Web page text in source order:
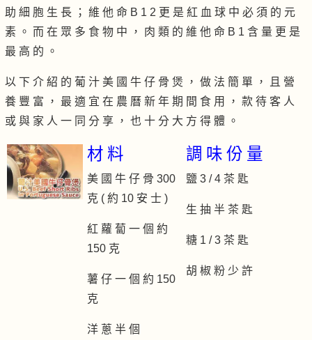
助 細 胞 生 長 ； 維 他 命 B 1 2 更 是 紅 血 球 中 必 須 的 元
素 。 而 在 眾 多 食 物 中 ， 肉 類 的 維 他 命 B 1 含 量 更 是
最 高 的 。
以 下 介 紹 的 葡 汁 美 國 牛 仔 骨 煲 ， 做 法 簡 單 ， 且 營
養 豐 富 ， 最 適 宜 在 農 曆 新 年 期 間 食 用 ， 款 待 客 人
或 與 家 人 一 同 分 享 ， 也 十 分 大 方 得 體 。
材 料
美 國 牛 仔 骨 300
克 ( 約 10 安 士 )
紅 蘿 蔔 一 個 約
150 克
薯 仔 一 個 約 150
克
洋 蔥 半 個
調 味 份 量
鹽 3 / 4 茶 匙
生 抽 半 茶 匙
糖 1 / 3 茶 匙
胡 椒 粉 少 許